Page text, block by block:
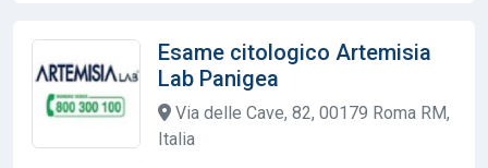
Esame citologico Artemisia
Lab Panigea
Via delle Cave, 82, 00179 Roma RM,
Italia